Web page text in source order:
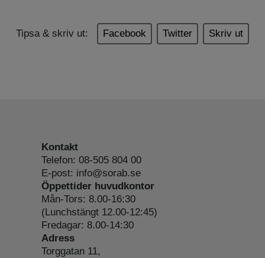
Tipsa & skriv ut: Facebook Twitter Skriv ut
Kontakt
Telefon: 08-505 804 00
E-post: info@sorab.se
Öppettider huvudkontor
Mån-Tors: 8.00-16:30
(Lunchstängt 12.00-12:45)
Fredagar: 8.00-14:30
Adress
Torggatan 11,